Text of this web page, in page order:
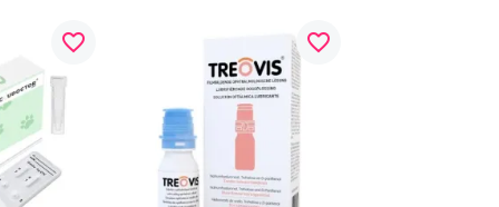
favorite_border favorite_border